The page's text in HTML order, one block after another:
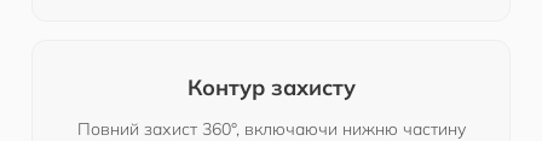
Контур захисту
Повний захист 360°, включаючи нижню частину